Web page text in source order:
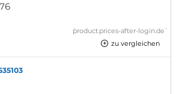
`product.prices-after-login.de`
zu vergleichen